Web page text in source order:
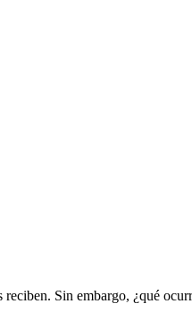
Sin embargo, ¿qué